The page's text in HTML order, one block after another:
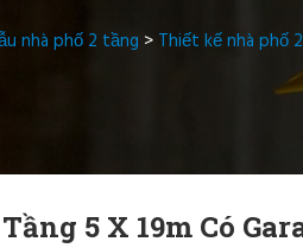
nhà phố 2 tầng > Thiết kế nhà phố
5 X 19m Có